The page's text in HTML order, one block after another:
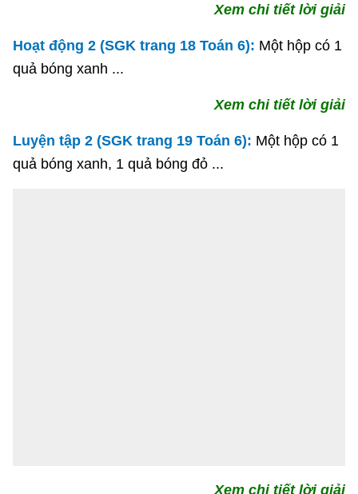
Xem chi tiết lời giải
Hoạt động 2 (SGK trang 18 Toán 6): Một hộp có 1
quả bóng xanh ...
Xem chi tiết lời giải
Luyện tập 2 (SGK trang 19 Toán 6): Một hộp có 1
quả bóng xanh, 1 quả bóng đỏ ...
Xem chi tiết lời giải